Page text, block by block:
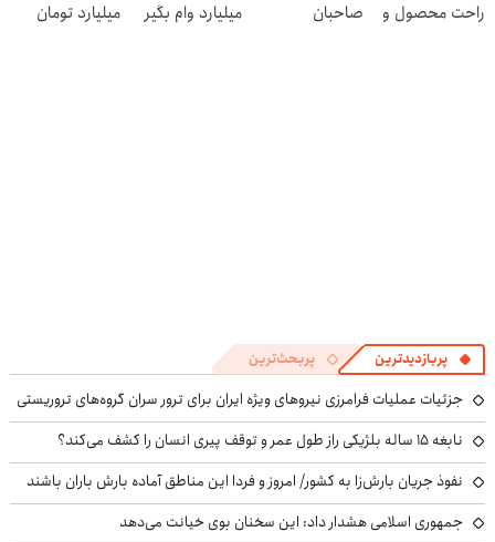
راحت محصول و
صاحبان
میلیارد وام بگیر
میلیارد تومان
پربازدیدترین پربحث‌ترین
جزئیات عملیات فرامرزی نیروهای ویژه ایران برای ترور سران گروه‌های تروریستی
نابغه ۱۵ ساله بلژیکی راز طول عمر و توقف پیری انسان را کشف می‌کند؟
نفوذ جریان بارش‌زا به کشور/ امروز و فردا این مناطق آماده بارش باران باشند
جمهوری اسلامی هشدار داد: این سخنان بوی خیانت می‌دهد